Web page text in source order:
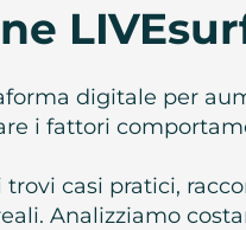
digitale per
i fattori
casi pratici,
Analizziamo